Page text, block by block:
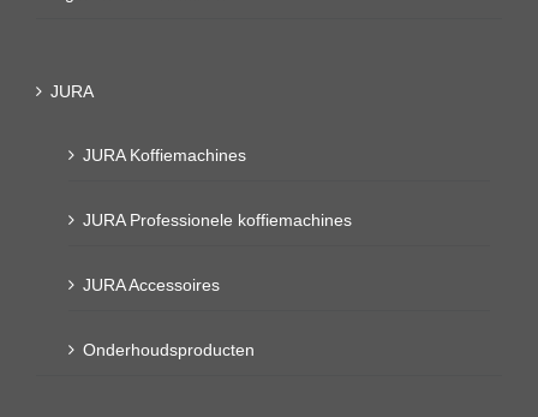
JURA
JURA Koffiemachines
JURA Professionele koffiemachines
JURA Accessoires
Onderhoudsproducten